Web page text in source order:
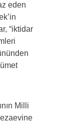
eden
“iktidar
Milli